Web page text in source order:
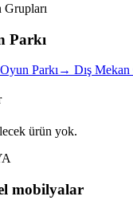
Parkı
Parkı→ Dış
ürün yok.
mobilyalar